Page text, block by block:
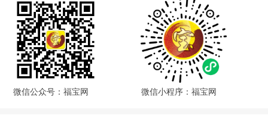
微信公众号：福宝网 微信小程序：福宝网